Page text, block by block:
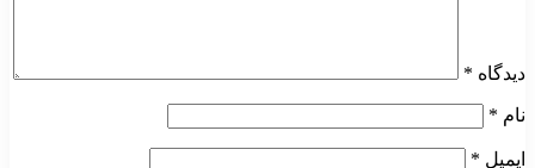
دیدگاه *
نام *
ایمیل *